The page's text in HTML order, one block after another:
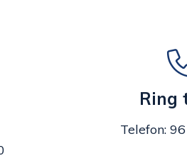
Ring
Telefon: